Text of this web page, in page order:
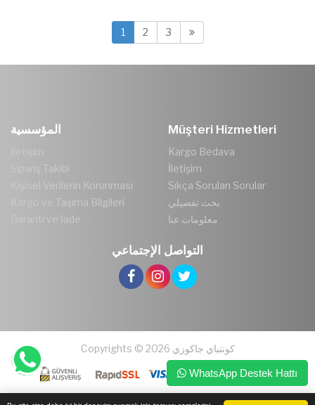
1 2 3
المؤسسية
İletişim
Sipariş Takibi
Kişisel Verilerin Korunması
Kargo ve Taşıma Bilgileri
Garanti ve İade
Müşteri Hizmetleri
Kargo Bedava
İletişim
Sıkça Sorulan Sorular
بحث تفصيلي
معلومات عنا
التواصل الإجتماعي
Copyrights © 2026 كونتباي جاكوزي
WhatsApp Destek Hattı